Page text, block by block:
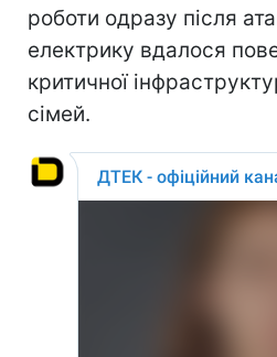
роботи одразу після
електрику вдалося
критичної
сімей.